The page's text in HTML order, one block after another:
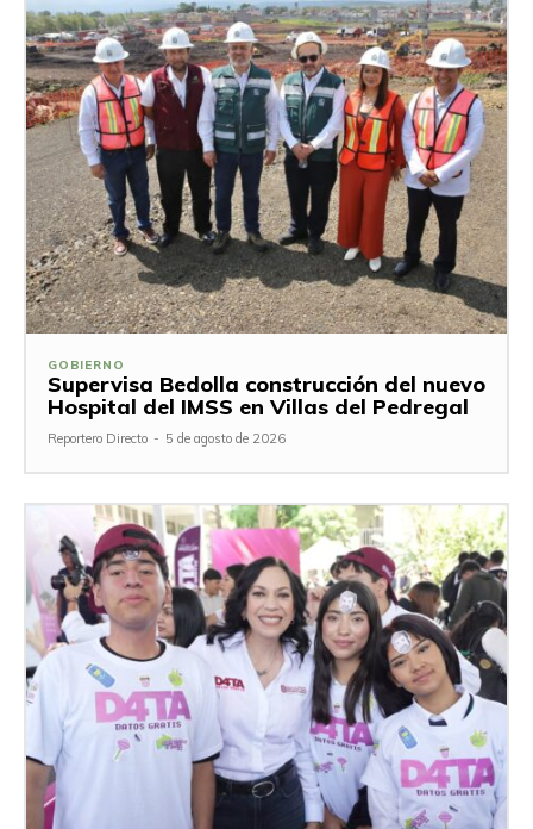
GOBIERNO
Supervisa Bedolla construcción del nuevo
Hospital del IMSS en Villas del Pedregal
Reportero Directo - 5 de agosto de 2026